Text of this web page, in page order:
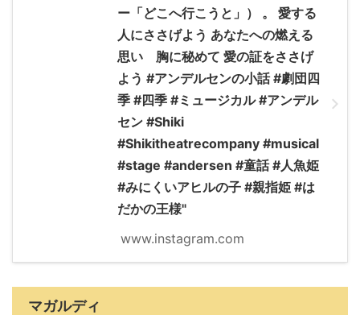
ー「どこへ行こうと」） 。 愛する
人にささげよう あなたへの燃える
思い 胸に秘めて 愛の証をささげ
よう #アンデルセンの小話 #劇団四
季 #四季 #ミュージカル #アンデル
セン #Shiki
#Shikitheatrecompany #musical
#stage #andersen #童話 #人魚姫
#みにくいアヒルの子 #親指姫 #は
だかの王様"
www.instagram.com
マガルディ